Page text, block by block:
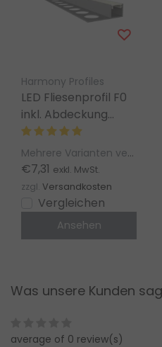
Harmony Profiles
LED Fliesenprofil F0
inkl. Abdeckung
Opal /Schwarz– 1 m
oder 2 m, 29,70 ×
9,85 mm | Für
bündigen Einbau in
Fliesen & Putz
Mehrere Varianten verfügbar
€7,31 exkl. MwSt.
zzgl. Versandkosten
Vergleichen
Ansehen
Was unsere Kunden
average of 0 review(s)